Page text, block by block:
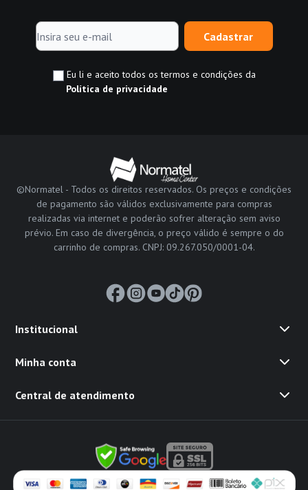
Cadastrar
Eu li e aceito todos os termos e condições da
Política de privacidade
©Normatel - Todos os direitos reservados. Os preços e condições
de pagamento são válidos exclusivamente para compras
realizadas via internet e poderão sofrer alteração sem aviso
prévio. Em caso de divergência, o preço válido é sempre o do
carrinho de compras. CNPJ: 09.267.050/0001-04.
Institucional
Minha conta
Central de atendimento